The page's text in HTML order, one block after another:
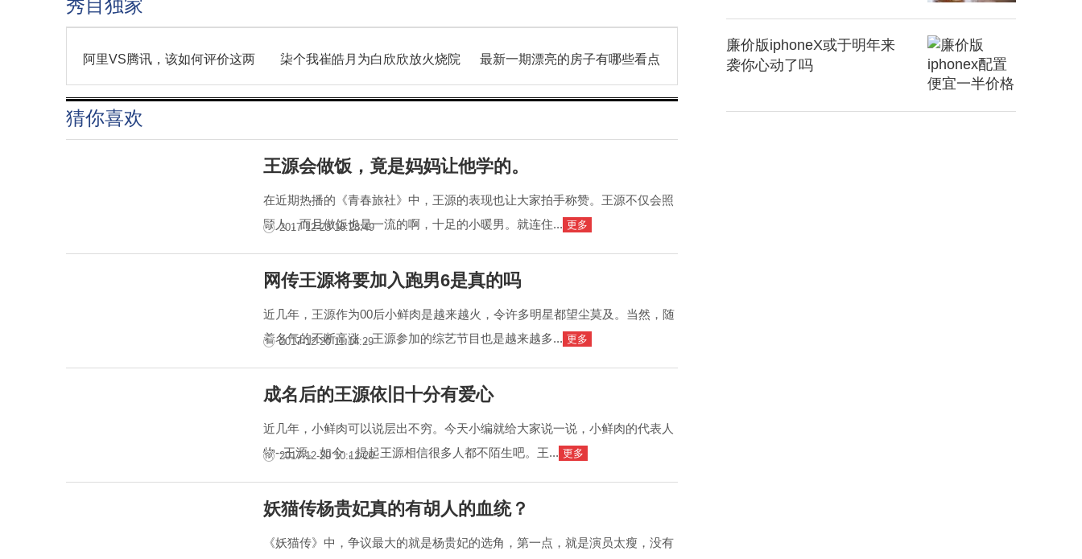
秀目独家
阿里VS腾讯，该如何评价这两
家
柒个我崔皓月为白欣欣放火烧院 最新一期漂亮的房子有哪些看点
猜你喜欢
王源会做饭，竟是妈妈让他学的。
在近期热播的《青春旅社》中，王源的表现也让大家拍手称赞。王源不仅会照
顾人，而且做饭也是一流的啊，十足的小暖男。就连住... 更多
2017-12-23 16:28:49
网传王源将要加入跑男6是真的吗
近几年，王源作为00后小鲜肉是越来越火，令许多明星都望尘莫及。当然，随
着名气的不断高涨，王源参加的综艺节目也是越来越多... 更多
2017-12-20 11:14:29
成名后的王源依旧十分有爱心
近几年，小鲜肉可以说层出不穷。今天小编就给大家说一说，小鲜肉的代表人
物--王源。如今，提起王源相信很多人都不陌生吧。王... 更多
2017-12-20 10:12:20
妖猫传杨贵妃真的有胡人的血统？
《妖猫传》中，争议最大的就是杨贵妃的选角，第一点，就是演员太瘦，没有
廉价版iphoneX或于明年来
袭你心动了吗